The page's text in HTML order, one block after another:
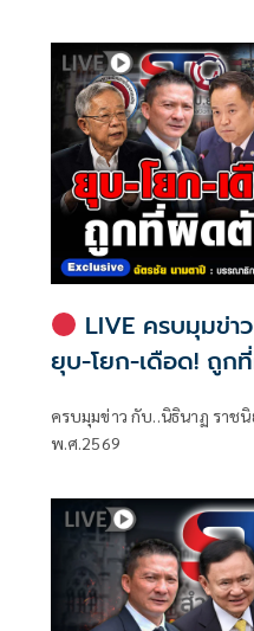
LIVE ครบมุมข่า
ยุบ-โยก-เดือด! ถูก
ครบมุมข่าว กับ..นิธินาฏ ราช
พ.ศ.2569